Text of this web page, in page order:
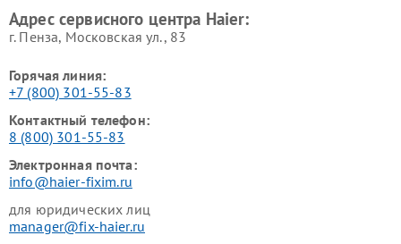
Адрес сервисного центра Haier:
г. Пенза, Московская ул., 83
Горячая линия:
+7 (800) 301-55-83
Контактный телефон:
8 (800) 301-55-83
Электронная почта:
info@haier-fixim.ru
для юридических лиц
manager@fix-haier.ru